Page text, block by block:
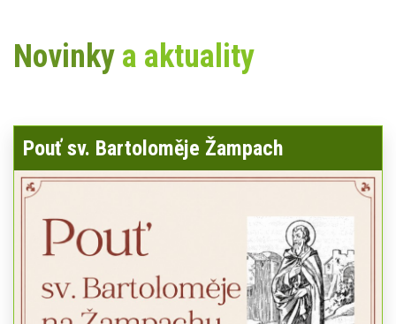
Novinky a aktuality
Pouť sv. Bartoloměje Žampach